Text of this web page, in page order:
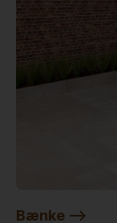
Bænke -->